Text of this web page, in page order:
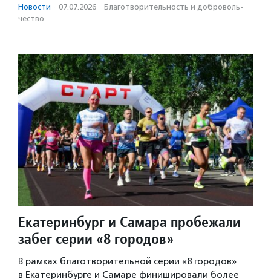
Новости · 07.07.2026 · Благотвори­тель­ность и доброволь­
чест­во
Екатеринбург и Самара пробежали
забег серии «8 городов»
В рамках благотворительной серии «8 городов»
в Екатеринбурге и Самаре финишировали более